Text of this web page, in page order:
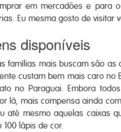
em mercadões e para
Eu mesma gosto de visitar
disponíveis
famílias mais buscam são as
custam bem mais caro no
no Paraguai. Embora
lá, mais compensa ainda
até mesmo aquelas caixas
lápis de cor.